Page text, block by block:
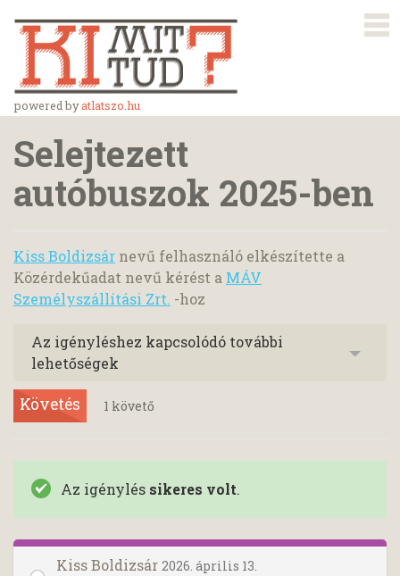
powered byatlatszo.hu
Selejtezett
autóbuszok 2025-ben
Kiss Boldizsár nevű felhasználó elkészítette a
Közérdekűadat nevű kérést a MÁV
Személyszállítási Zrt. -hoz
Az igényléshez kapcsolódó további
lehetőségek
Követés 1 követő
Az igénylés sikeres volt.
Kiss Boldizsár 2026. április 13.